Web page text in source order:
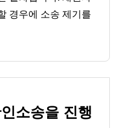
경우에 소송 제기를
소송을 진행